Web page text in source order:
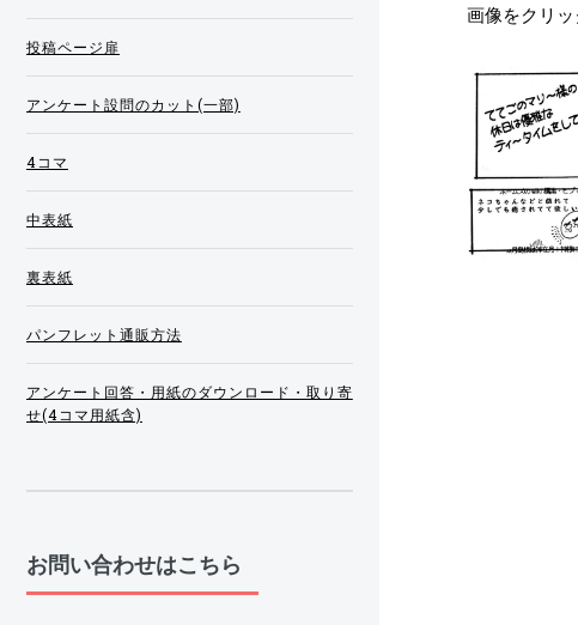
画像をクリッ
投稿ページ扉
アンケート設問のカット(一部)
4コマ
中表紙
裏表紙
パンフレット通販方法
アンケート回答・用紙のダウンロード・取り寄
せ(4コマ用紙含)
お問い合わせはこちら